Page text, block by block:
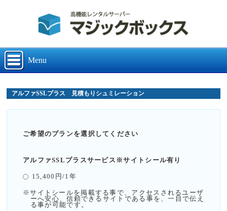
Menu
アルファSSLプラス 見積もりシュミレーション
ご希望のプランを選択してください
アルファSSLプラスサービス※サイトシール有り
15,400円/1年
※サイトシールを掲載する事で、アクセスされるユーザ
ーへ安心、信頼できるサイトである事を、一目で伝え
る事が可能です。